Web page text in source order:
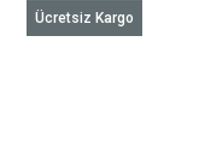
Ücretsiz Kargo